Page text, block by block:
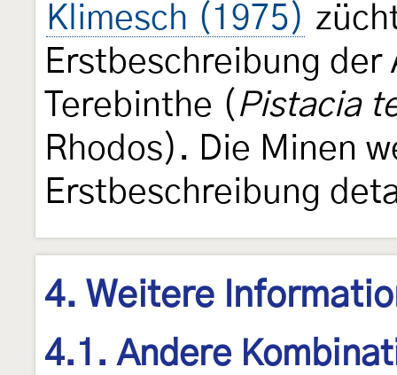
Klimesch (1975)
Erstbeschreibung
Terebinthe ( Pistacia
Rhodos). Die Minen
Erstbeschreibung
4. Weitere
4.1. Andere